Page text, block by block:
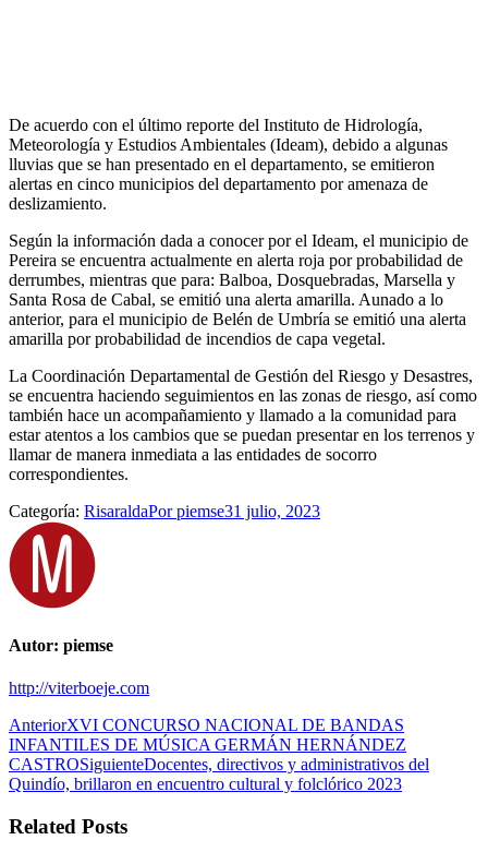
De acuerdo con el último reporte del Instituto de Hidrología,
Meteorología y Estudios Ambientales (Ideam), debido a algunas
lluvias que se han presentado en el departamento, se emitieron
alertas en cinco municipios del departamento por amenaza de
deslizamiento.
Según la información dada a conocer por el Ideam, el municipio de
Pereira se encuentra actualmente en alerta roja por probabilidad de
derrumbes, mientras que para: Balboa, Dosquebradas, Marsella y
Santa Rosa de Cabal, se emitió una alerta amarilla. Aunado a lo
anterior, para el municipio de Belén de Umbría se emitió una alerta
amarilla por probabilidad de incendios de capa vegetal.
La Coordinación Departamental de Gestión del Riesgo y Desastres,
se encuentra haciendo seguimientos en las zonas de riesgo, así como
también hace un acompañamiento y llamado a la comunidad para
estar atentos a los cambios que se puedan presentar en los terrenos y
llamar de manera inmediata a las entidades de socorro
correspondientes.
Categoría: RisaraldaPorpiemse31 julio, 2023
Autor: piemse
http://viterboeje.com
Navegación
entre
publicaciones
AnteriorPublicación
anterior:
XVI CONCURSO NACIONAL DE BANDAS
INFANTILES DE MÚSICA GERMÁN HERNÁNDEZ
CASTROSiguientePublicación
siguiente:
Docentes, directivos y administrativos del
Quindío, brillaron en encuentro cultural y folclórico 2023
Related Posts